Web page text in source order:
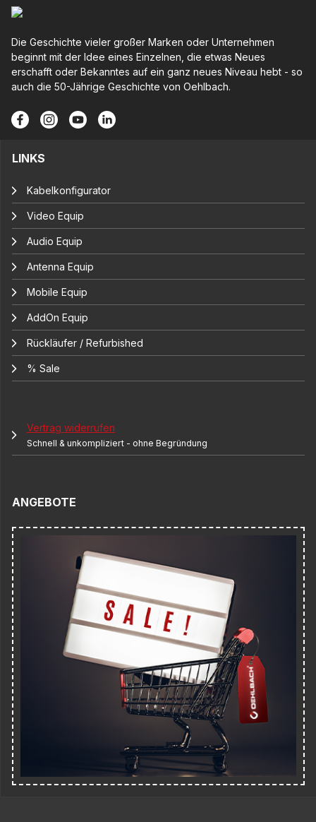
Die Geschichte vieler großer Marken oder Unternehmen
beginnt mit der Idee eines Einzelnen, die etwas Neues
erschafft oder Bekanntes auf ein ganz neues Niveau hebt - so
auch die 50-Jährige Geschichte von Oehlbach.
LINKS
Kabelkonfigurator
Video Equip
Audio Equip
Antenna Equip
Mobile Equip
AddOn Equip
Rückläufer / Refurbished
% Sale
Vertrag widerrufen
Schnell & unkompliziert - ohne Begründung
ANGEBOTE